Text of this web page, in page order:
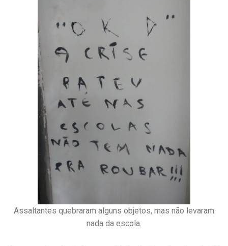
Assaltantes quebraram alguns objetos, mas não levaram
nada da escola.